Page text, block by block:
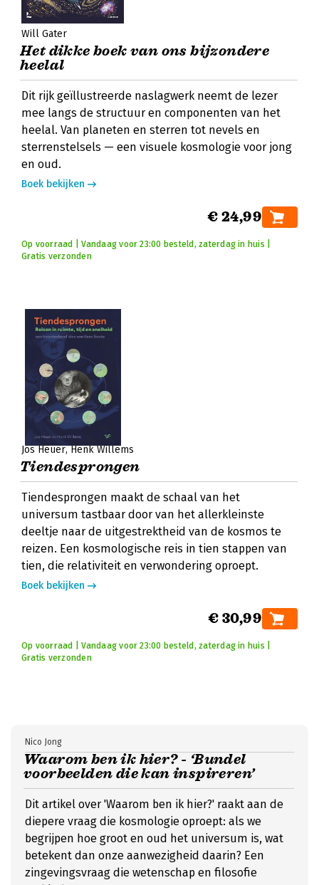
Will Gater
Het dikke boek van ons bijzondere
heelal
Dit rijk geïllustreerde naslagwerk neemt de lezer
mee langs de structuur en componenten van het
heelal. Van planeten en sterren tot nevels en
sterrenstelsels — een visuele kosmologie voor jong
en oud.
Boek bekijken
€ 24,99
Op voorraad | Vandaag voor 23:00 besteld, zaterdag in huis |
Gratis verzonden
Jos Heuer Henk Willems
Tiendesprongen
Tiendesprongen maakt de schaal van het
universum tastbaar door van het allerkleinste
deeltje naar de uitgestrektheid van de kosmos te
reizen. Een kosmologische reis in tien stappen van
tien, die relativiteit en verwondering oproept.
Boek bekijken
€ 30,99
Op voorraad | Vandaag voor 23:00 besteld, zaterdag in huis |
Gratis verzonden
Waarom ben ik hier? - ‘Bundel
voorbeelden die kan inspireren’
Nico Jong
Dit artikel over 'Waarom ben ik hier?' raakt aan de
diepere vraag die kosmologie oproept: als we
begrijpen hoe groot en oud het universum is, wat
betekent dan onze aanwezigheid daarin? Een
zingevingsvraag die wetenschap en filosofie